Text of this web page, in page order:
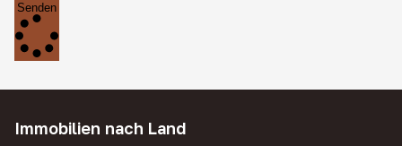
Senden
Immobilien nach Land